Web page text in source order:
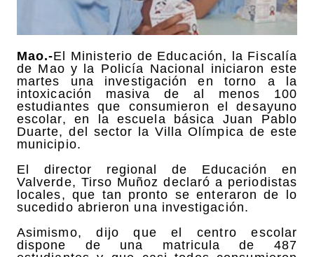
Mao.-El Ministerio de Educación, la Fiscalía
de Mao y la Policía Nacional iniciaron este
martes una investigación en torno a la
intoxicación masiva de al menos 100
estudiantes que consumieron el desayuno
escolar, en la escuela básica Juan Pablo
Duarte, del sector la Villa Olímpica de este
municipio.
El director regional de Educación en
Valverde, Tirso Muñoz declaró a periodistas
locales, que tan pronto se enteraron de lo
sucedido abrieron una investigación.
Asimismo, dijo que el centro escolar
dispone de una matricula de 487